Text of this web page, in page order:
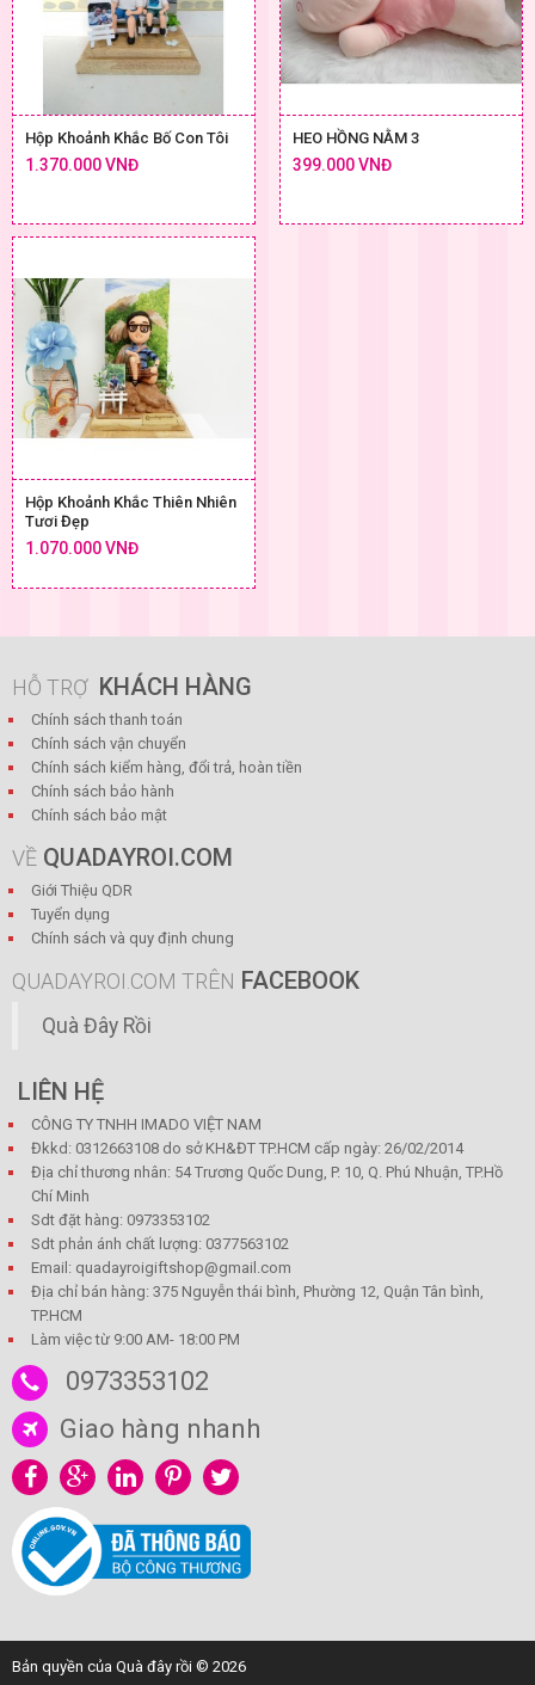
Hộp Khoảnh Khắc Bố Con Tôi
1.370.000 VNĐ
HEO HỒNG NẰM 3
399.000 VNĐ
Hộp Khoảnh Khắc Thiên Nhiên
Tươi Đẹp
1.070.000 VNĐ
HỖ TRỢ KHÁCH HÀNG
Chính sách thanh toán
Chính sách vận chuyển
Chính sách kiểm hàng, đổi trả, hoàn tiền
Chính sách bảo hành
Chính sách bảo mật
VỀ QUADAYROI.COM
Giới Thiệu QDR
Tuyển dụng
Chính sách và quy định chung
QUADAYROI.COM TRÊN FACEBOOK
Quà Đây Rồi
LIÊN HỆ
CÔNG TY TNHH IMADO VIỆT NAM
Đkkd: 0312663108 do sở KH&ĐT TP.HCM cấp ngày: 26/02/2014
Địa chỉ thương nhân: 54 Trương Quốc Dung, P. 10, Q. Phú Nhuận, TP.Hồ
Chí Minh
Sdt đặt hàng: 0973353102
Sdt phản ánh chất lượng: 0377563102
Email: quadayroigiftshop@gmail.com
Địa chỉ bán hàng: 375 Nguyễn thái bình, Phường 12, Quận Tân bình,
TP.HCM
Làm việc từ 9:00 AM- 18:00 PM
0973353102
Giao hàng nhanh
Bản quyền của Quà đây rồi © 2026